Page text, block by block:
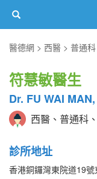
醫德網
西醫 普通科
符慧敏醫生
Dr. FU WAI
西醫、普通科
診所地址
香港銅鑼灣東院道19